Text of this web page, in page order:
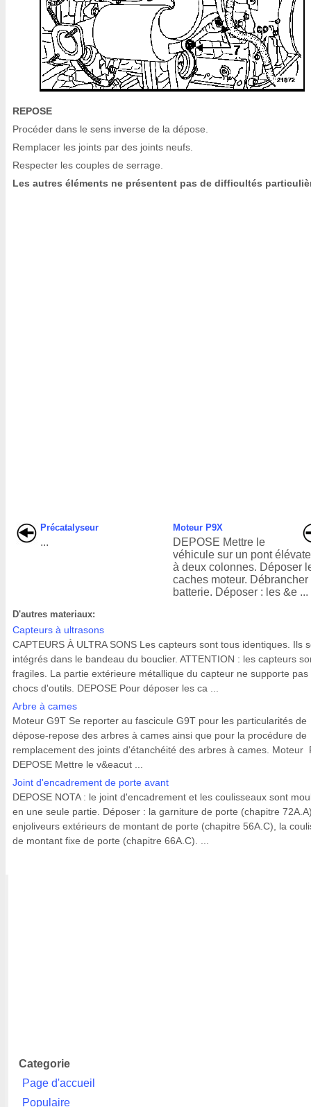
REPOSE
Procéder dans le sens inverse de la dépose.
Remplacer les joints par des joints neufs.
Respecter les couples de serrage.
Les autres éléments ne présentent pas de difficultés
Précatalyseur
...
Moteur P9X
DEPOSE Mettre le
véhicule sur un pont
à deux colonnes. Déposer
caches moteur. Débrancher
batterie. Déposer : les &e ...
D'autres materiaux:
Capteurs à ultrasons
CAPTEURS À ULTRA SONS Les capteurs sont tous identiques. Ils
intégrés dans le bandeau du bouclier. ATTENTION : les capteurs
fragiles. La partie extérieure métallique du capteur ne supporte pas
chocs d'outils. DEPOSE Pour déposer les ca ...
Arbre à cames
Moteur G9T Se reporter au fascicule G9T pour les particularités de
dépose-repose des arbres à cames ainsi que pour la procédure de
remplacement des joints d'étanchéité des arbres à cames. Moteur
DEPOSE Mettre le v&eacut ...
Joint d'encadrement de porte avant
DEPOSE NOTA : le joint d'encadrement et les coulisseaux sont
en une seule partie. Déposer : la garniture de porte (chapitre
enjoliveurs extérieurs de montant de porte (chapitre 56A.C), la
de montant fixe de porte (chapitre 66A.C). ...
Categorie
Page d'accueil
Populaire